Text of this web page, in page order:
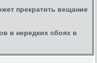
прекратить вещание
в нередких сбоях в